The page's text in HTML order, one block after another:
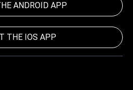
ANDROID APP
THE IOS APP